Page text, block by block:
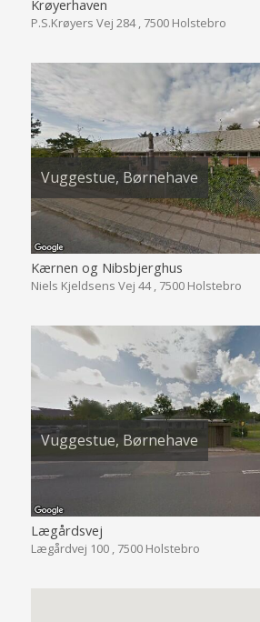
Krøyerhaven
P.S.Krøyers Vej 284 , 7500 Holstebro
Vuggestue, Børnehave
Kærnen og Nibsbjerghus
Niels Kjeldsens Vej 44 , 7500 Holstebro
Vuggestue, Børnehave
Lægårdsvej
Lægårdvej 100 , 7500 Holstebro